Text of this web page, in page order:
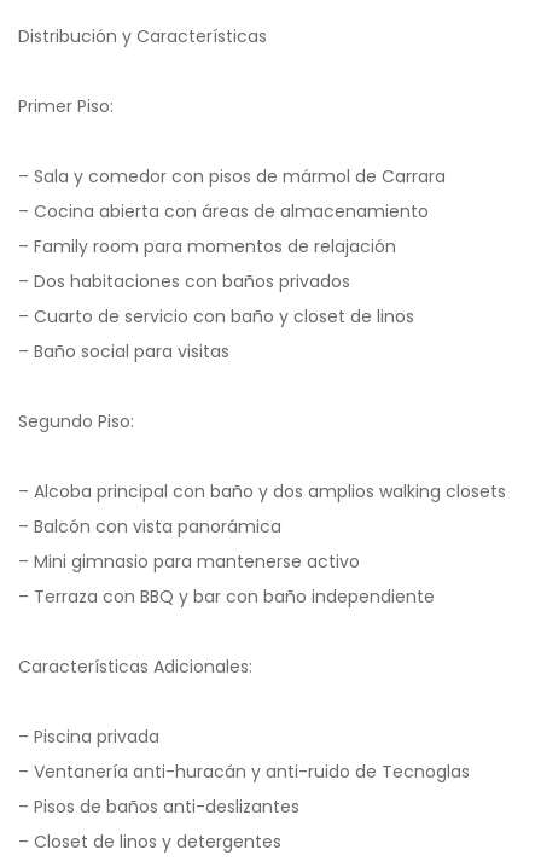
Distribución y Características
Primer Piso:
– Sala y comedor con pisos de mármol de Carrara
– Cocina abierta con áreas de almacenamiento
– Family room para momentos de relajación
– Dos habitaciones con baños privados
– Cuarto de servicio con baño y closet de linos
– Baño social para visitas
Segundo Piso:
– Alcoba principal con baño y dos amplios walking closets
– Balcón con vista panorámica
– Mini gimnasio para mantenerse activo
– Terraza con BBQ y bar con baño independiente
Características Adicionales:
– Piscina privada
– Ventanería anti-huracán y anti-ruido de Tecnoglas
– Pisos de baños anti-deslizantes
– Closet de linos y detergentes